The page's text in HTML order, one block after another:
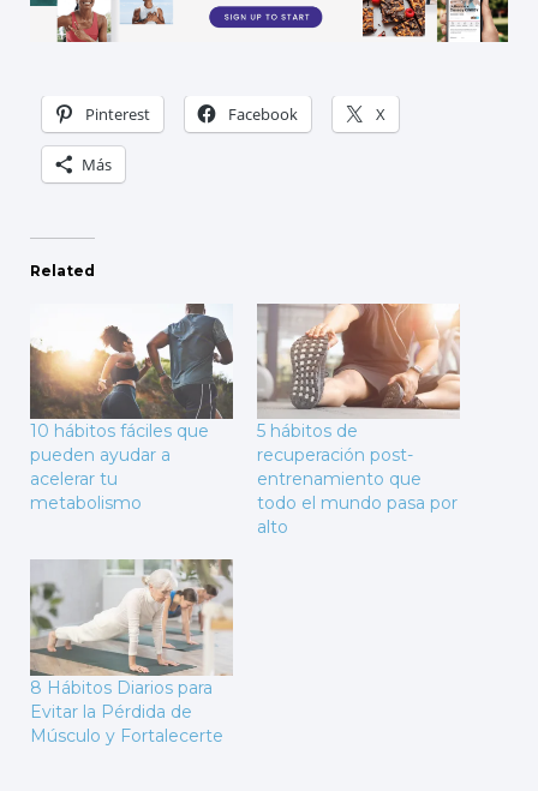
Pinterest Facebook X
Más
Related
10 hábitos fáciles que
pueden ayudar a
acelerar tu
metabolismo
5 hábitos de
recuperación post-
entrenamiento que
todo el mundo pasa por
alto
8 Hábitos Diarios para
Evitar la Pérdida de
Músculo y Fortalecerte